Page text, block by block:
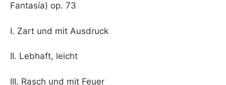
Fantasía) op. 73
I. Zart und mit Ausdruck
II. Lebhaft, leicht
III. Rasch und mit Feuer